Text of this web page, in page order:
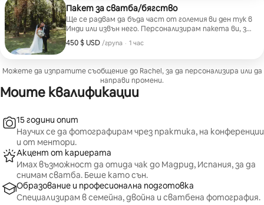
Пакет за сватба/бягство
Ще се радвам да бъда част от големия ви ден тук в
Инди или извън него. Персонализирам пакета ви, за
да отговаря на нуждите ви. Ценообразуването
започва от 450 $ на час и включва всички
450 $ USD /група
450 $ USD за група
, · 1 час
Можете да изпратите съобщение до Rachel, за да персонализира или да
направи промени.
Моите квалификации
15 години опит
Научих се да фотографирам чрез практика, на конференции
и от ментори.
Акцент от кариерата
Имах възможност да отида чак до Мадрид, Испания, за да
снимам сватба. Беше като сън.
Образование и професионална подготовка
Специализирам в семейна, двойна и сватбена фотография.